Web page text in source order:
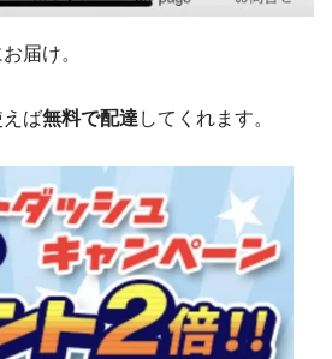
届け。
ば無料で配達 してくれます。